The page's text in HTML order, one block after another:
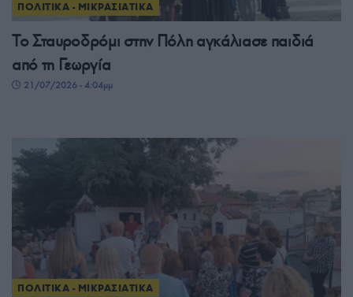
ΠΟΛΙΤΙΚΑ - ΜΙΚΡΑΣΙΑΤΙΚΑ
Το Σταυροδρόμι στην Πόλη αγκάλιασε παιδιά
από τη Γεωργία
21/07/2026 - 4:04μμ
ΠΟΛΙΤΙΚΑ - ΜΙΚΡΑΣΙΑΤΙΚΑ